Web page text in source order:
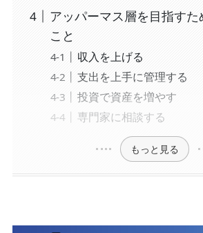
アッパーマス層を目指すた
こと
収入を上げる
支出を上手に管理する
投資で資産を増やす
専門家に相談する
もっと見る